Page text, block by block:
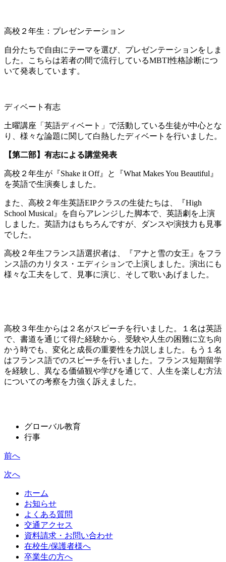
高校２年生：プレゼンテーション
自分たちで自由にテーマを選び、プレゼンテーションをしま
した。こちらは若者の間で流行しているMBTI性格診断につ
いて発表しています。
ディベート有志
土曜講座「英語ディベート」で活動している生徒が中心とな
り、様々な論題に関して白熱したディベートを行いました。
【第二部】有志による講堂発表
高校２年生が『Shake it Off』と『What Makes You Beautiful』
を英語で生演奏しました。
また、高校２年生英語EIPクラスの生徒たちは、『High
School Musical』を自らアレンジした脚本で、英語劇を上演
しました。英語力はもちろんですが、ダンスや演技力も見事
でした。
高校２年生フランス語選択者は、『アナと雪の女王』をフラ
ンス語のカリタス・エディションで上演しました。演出にも
様々な工夫をして、見事に演じ、そして歌いあげました。
高校３年生からは２名がスピーチを行いました。１名は英語
で、書道を通じて得た経験から、受験や人生の困難に立ち向
かう時でも、変化と成長の重要性を力説しました。もう１名
はフランス語でのスピーチを行いました。フランス短期留学
を経験し、異なる価値観や学びを通じて、人生を楽しむ方法
についての考察を力強く訴えました。
グローバル教育
行事
前へ
次へ
ホーム
お知らせ
よくある質問
交通アクセス
資料請求・お問い合わせ
在校生/保護者様へ
卒業生の方へ